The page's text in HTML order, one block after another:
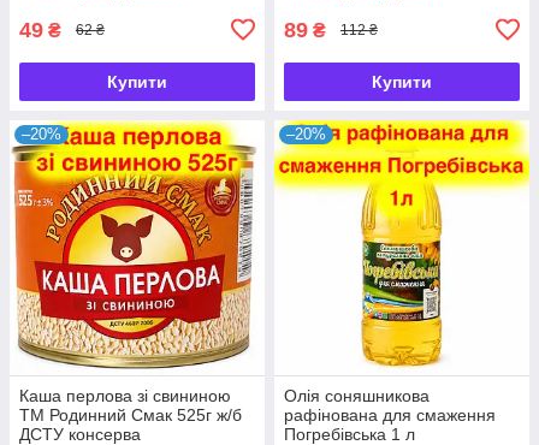
49 ₴ 62 ₴
Купити
89 ₴ 112 ₴
Купити
–20%
Каша перлова зі свининою
ТМ Родинний Смак 525г ж/б
ДСТУ консерва
–20%
Олія соняшникова
рафінована для смаження
Погребівська 1 л